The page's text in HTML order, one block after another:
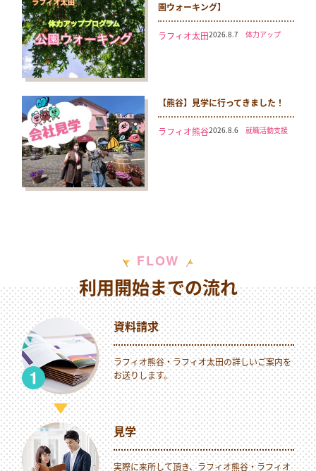
園ウォーキング】
ラフィオ太田2026.8.7 体力アップ
【熊谷】見学に行ってきました！
ラフィオ熊谷2026.8.6 就職活動支援
FLOW
利用開始までの流れ
資料請求
ラフィオ熊谷・ラフィオ太田の詳しいご案内を
お送りします。
見学
実際に来所して頂き、ラフィオ熊谷・ラフィオ